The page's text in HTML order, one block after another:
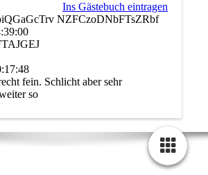
Ins Gästebuch eintragen
NZFCzoDNbFTsZRbf
fein. Schlicht aber sehr
so